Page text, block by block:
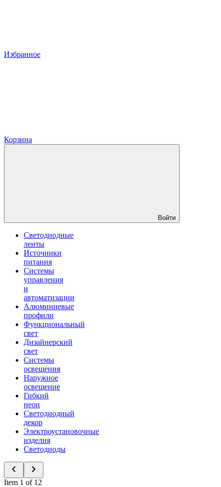
Избранное
Корзина
Войти
Светодиодные
ленты
Источники
питания
Системы
управления
и
автоматизации
Алюминиевые
профили
Функциональный
свет
Дизайнерский
свет
Системы
освещения
Наружное
освещение
Гибкий
неон
Светодиодный
декор
Электроустановочные
изделия
Светодиоды
Item 1 of 12